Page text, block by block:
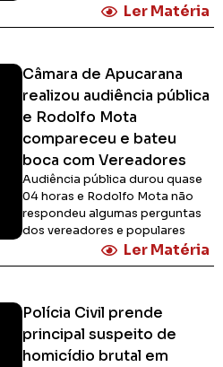
Ler Matéria
Câmara de Apucarana
realizou audiência pública
e Rodolfo Mota
compareceu e bateu
boca com Vereadores
Audiência pública durou quase
04 horas e Rodolfo Mota não
respondeu algumas perguntas
dos vereadores e populares
Ler Matéria
Polícia Civil prende
principal suspeito de
homicídio brutal em